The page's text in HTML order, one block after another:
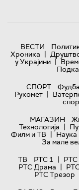
ВЕСТИ
Хроника |
у Украјини |
СПОРТ
Рукомет |
МАГАЗИН
Технологијa |
Филм и ТВ | Наука
За мале
ТВ
РТС 1 | РТС
РТС Драма |
РТС Трезор